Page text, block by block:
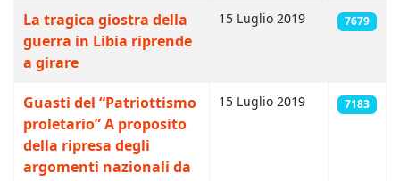
La tragica giostra della
guerra in Libia riprende
a girare
15 Luglio 2019 7679
Guasti del “Patriottismo
proletario” A proposito
della ripresa degli
argomenti nazionali da
15 Luglio 2019 7183